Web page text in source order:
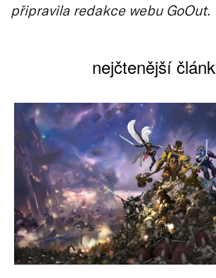
připravila redakce webu GoOut.
nejčtenější